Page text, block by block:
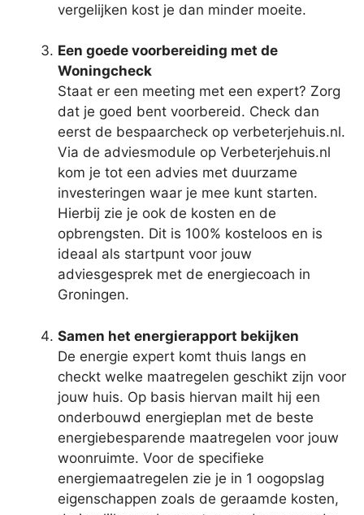
vergelijken kost je dan minder moeite.
Een goede voorbereiding met de
Woningcheck
Staat er een meeting met een expert? Zorg
dat je goed bent voorbereid. Check dan
eerst de bespaarcheck op verbeterjehuis.nl.
Via de adviesmodule op Verbeterjehuis.nl
kom je tot een advies met duurzame
investeringen waar je mee kunt starten.
Hierbij zie je ook de kosten en de
opbrengsten. Dit is 100% kosteloos en is
ideaal als startpunt voor jouw
adviesgesprek met de energiecoach in
Groningen.
Samen het energierapport bekijken
De energie expert komt thuis langs en
checkt welke maatregelen geschikt zijn voor
jouw huis. Op basis hiervan mailt hij een
onderbouwd energieplan met de beste
energiebesparende maatregelen voor jouw
woonruimte. Voor de specifieke
energiemaatregelen zie je in 1 oogopslag
eigenschappen zoals de geraamde kosten,